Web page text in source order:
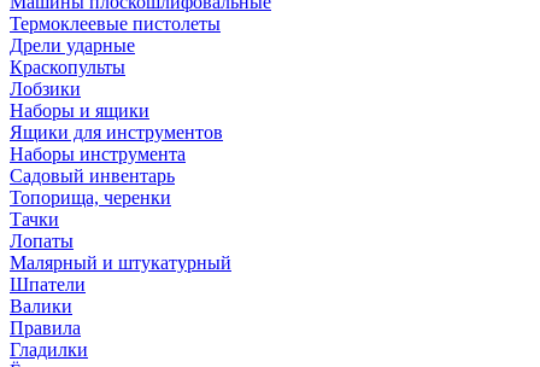
Термоклеевые пистолеты
Дрели ударные
Краскопульты
Лобзики
Наборы и ящики
Ящики для инструментов
Наборы инструмента
Садовый инвентарь
Топорища, черенки
Тачки
Лопаты
Малярный и штукатурный
Шпатели
Валики
Правила
Гладилки